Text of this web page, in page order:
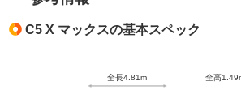
C5 X マックスの基本スペック
全長4.81m 全高